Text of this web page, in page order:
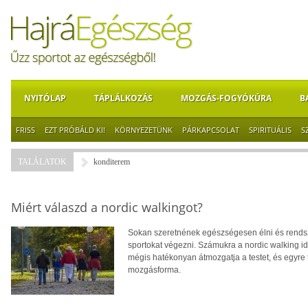
NYITÓLAP TÁPLÁLKOZÁS MOZGÁS-FOGYÓKÚRA
FRISS EZT PRÓBÁLD KI! KÖRNYEZETÜNK PÁRKAPCSOLAT SPIRITUÁLIS
TALÁLATOK konditerem
Miért válaszd a nordic walkingot?
Sokan szeretnének egészségesen élni és
sportokat végezni. Számukra a nordic walking
mégis hatékonyan átmozgatja a testet, és
mozgásforma.